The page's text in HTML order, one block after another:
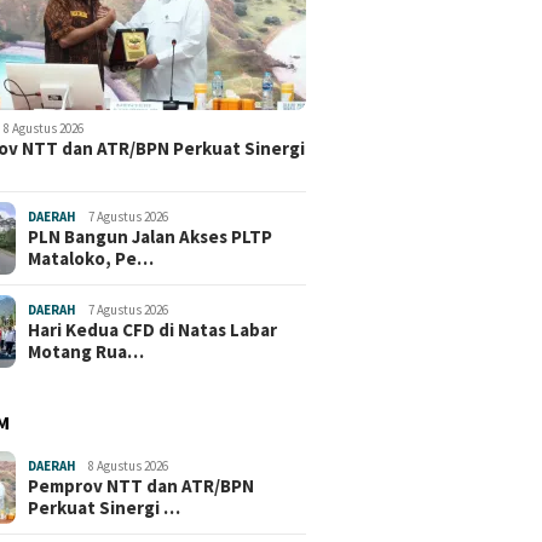
8 Agustus 2026
NTT dan ATR/BPN Perkuat Sinergi
DAERAH 7 Agustus 2026
PLN Bangun Jalan Akses PLTP
Mataloko, Pe…
DAERAH 7 Agustus 2026
Hari Kedua CFD di Natas Labar
Motang Rua…
DAERAH 8 Agustus 2026
Pemprov NTT dan ATR/BPN
Perkuat Sinergi …